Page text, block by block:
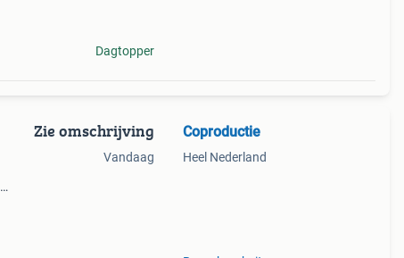
Dagtopper
Zie omschrijving
Vandaag
Coproductie
Heel Nederland